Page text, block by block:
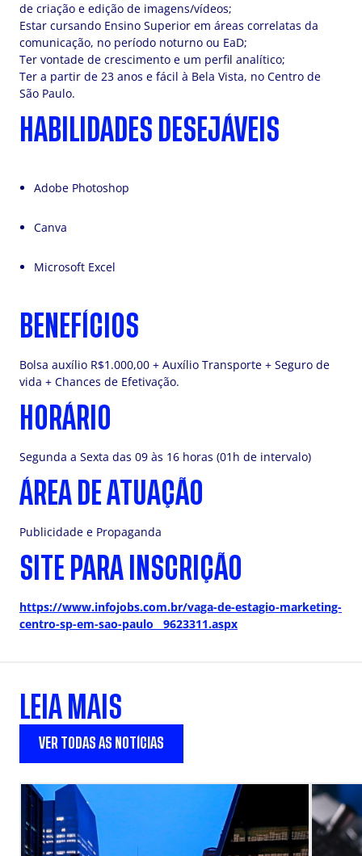
de criação e edição de imagens/vídeos;
Estar cursando Ensino Superior em áreas correlatas da
comunicação, no período noturno ou EaD;
Ter vontade de crescimento e um perfil analítico;
Ter a partir de 23 anos e fácil à Bela Vista, no Centro de
São Paulo.
HABILIDADES DESEJÁVEIS
Adobe Photoshop
Canva
Microsoft Excel
BENEFÍCIOS
Bolsa auxílio R$1.000,00 + Auxílio Transporte + Seguro de
vida + Chances de Efetivação.
HORÁRIO
Segunda a Sexta das 09 às 16 horas (01h de intervalo)
ÁREA DE ATUAÇÃO
Publicidade e Propaganda
SITE PARA INSCRIÇÃO
https://www.infojobs.com.br/vaga-de-estagio-marketing-
centro-sp-em-sao-paulo__9623311.aspx
LEIA MAIS
VER TODAS AS NOTÍCIAS